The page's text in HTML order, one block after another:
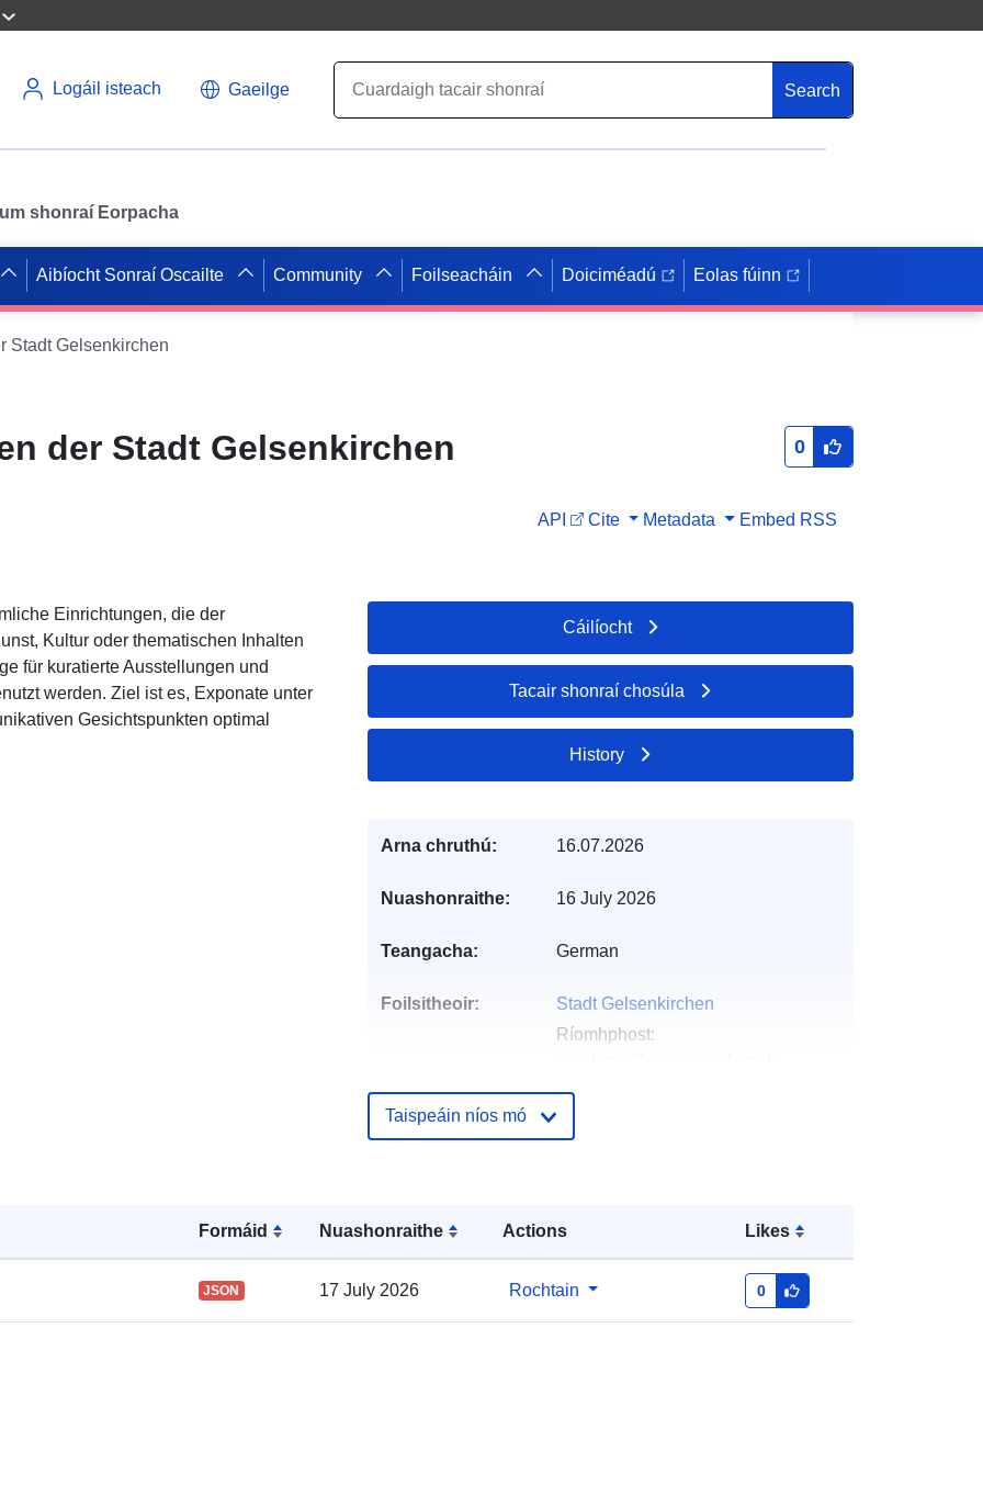
Logáil isteach Gaeilge Search
shonraí Eorpacha
Aibíocht Sonraí Oscailte Community Foilseacháin Doiciméadú Eolas fúinn
Stadt Gelsenkirchen
der Stadt Gelsenkirchen 0
API Cite Metadata Embed RSS
Einrichtungen, die der
Kultur oder thematischen Inhalten
für kuratierte Ausstellungen und
werden. Ziel ist es, Exponate unter
Gesichtspunkten optimal
Formáid Nuashonraithe Actions Likes
JSON 17 July 2026 Rochtain 0
Cáilíocht
Tacair shonraí chosúla
History
Arna chruthú: 16.07.2026
Nuashonraithe: 16 July 2026
Teangacha: German
Foilsitheoir:
Stadt Gelsenkirchen
Ríomhphost:
Leathanach baile:
https://www.gelsenkirchen.de
mailto:geodaten@gelsenkirchen.de
URL: https://www.gelsenkirchen.de
Taifead Catalóige: Curtha le data.europa.eu: 02 June
Taispeáin níos mó